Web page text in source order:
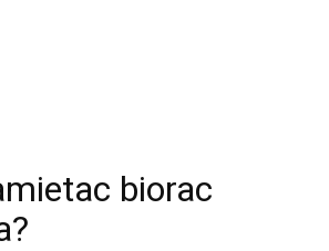
biorac